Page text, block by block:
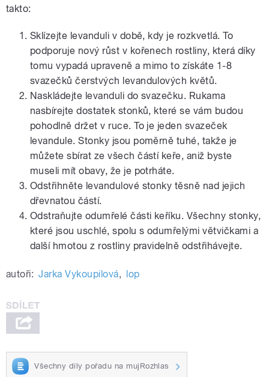
takto:
Sklízejte levanduli v době, kdy je rozkvetlá. To
podporuje nový růst v kořenech rostliny, která díky
tomu vypadá upraveně a mimo to získáte 1-8
svazečků čerstvých levandulových květů.
Naskládejte levanduli do svazečku. Rukama
nasbírejte dostatek stonků, které se vám budou
pohodlně držet v ruce. To je jeden svazeček
levandule. Stonky jsou poměrně tuhé, takže je
můžete sbírat ze všech částí keře, aniž byste
museli mít obavy, že je potrháte.
Odstřihněte levandulové stonky těsně nad jejich
dřevnatou částí.
Odstraňujte odumřelé části keříku. Všechny stonky,
které jsou uschlé, spolu s odumřelými větvičkami a
další hmotou z rostliny pravidelně odstřihávejte.
autoři: Jarka Vykoupilová, lop
Všechny díly pořadu na mujRozhlas